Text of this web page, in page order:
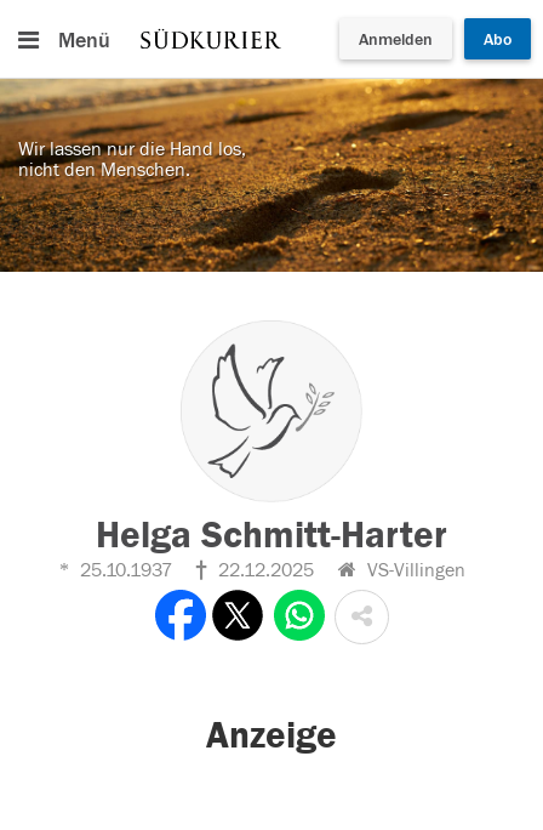
Menü Anmelden Abo
Wir lassen nur die Hand los,
nicht den Menschen.
Helga Schmitt-Harter
25.10.1937 22.12.2025 VS-Villingen
Anzeige